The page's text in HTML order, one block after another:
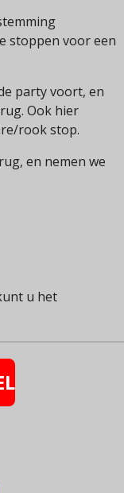
stoppen voor een
party voort, en
Ook hier
rook stop.
en nemen we
u het